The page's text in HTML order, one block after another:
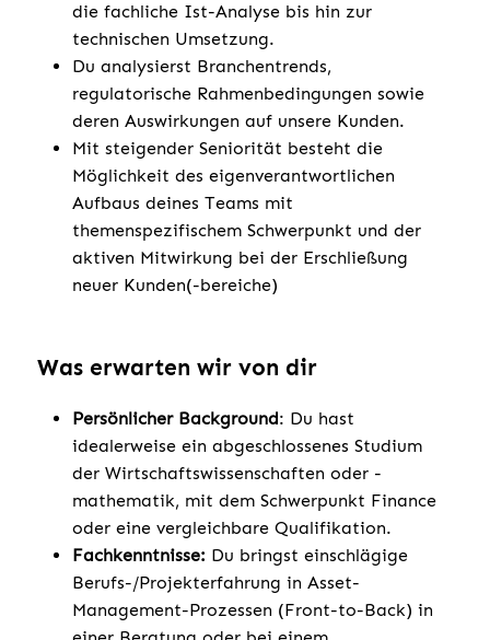
die fachliche Ist-Analyse bis hin zur
technischen Umsetzung.
Du analysierst Branchentrends,
regulatorische Rahmenbedingungen sowie
deren Auswirkungen auf unsere Kunden.
Mit steigender Seniorität besteht die
Möglichkeit des eigenverantwortlichen
Aufbaus deines Teams mit
themenspezifischem Schwerpunkt und der
aktiven Mitwirkung bei der Erschließung
neuer Kunden(-bereiche)
Was erwarten wir von dir
Persönlicher Background: Du hast
idealerweise ein abgeschlossenes Studium
der Wirtschaftswissenschaften oder -
mathematik, mit dem Schwerpunkt Finance
oder eine vergleichbare Qualifikation.
Fachkenntnisse: Du bringst einschlägige
Berufs-/Projekterfahrung in Asset-
Management-Prozessen (Front-to-Back) in